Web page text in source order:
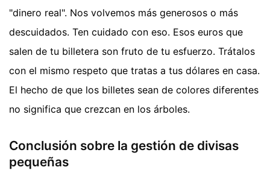
"dinero real". Nos volvemos más generosos o más
descuidados. Ten cuidado con eso. Esos euros que
salen de tu billetera son fruto de tu esfuerzo. Trátalos
con el mismo respeto que tratas a tus dólares en casa.
El hecho de que los billetes sean de colores diferentes
no significa que crezcan en los árboles.
Conclusión sobre la gestión de divisas
pequeñas